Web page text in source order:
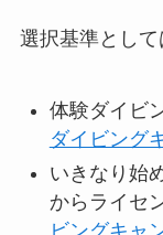
選択基準として
体験ダイビ
ダイビング
いきなり始
からライセ
ビングキャ